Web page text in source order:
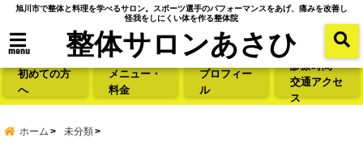
旭川市で整体と料理を学べるサロン。スポーツ選手のパフォーマンスをあげ、痛みを改善し
怪我をしにくい体を作る整体院
menu 整体サロンあさひ
初めての方
へ
メニュー・
料金
プロフィー
ル
診療時間・
交通アクセ
ス
ホーム 未分類